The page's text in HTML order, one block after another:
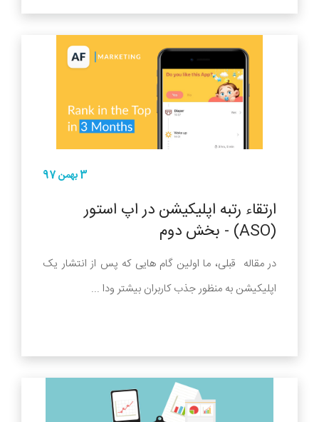
3 بهمن 97
ارتقاء رتبه اپلیکیشن در اپ استور
(ASO) - بخش دوم
در مقاله قبلی، ما اولین گام هایی که پس از انتشار یک
اپلیکیشن به منظور جذب کاربران بیشتر ودا ...